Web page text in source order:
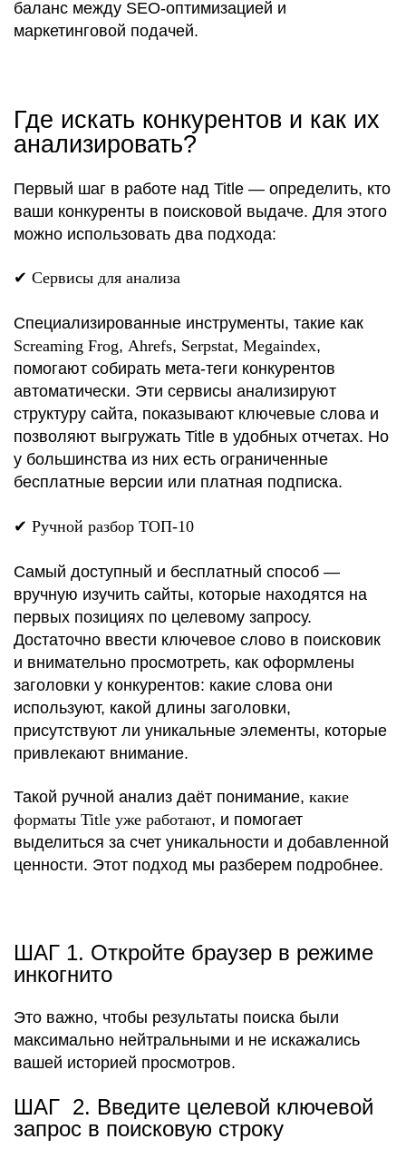
баланс между SEO-оптимизацией и
маркетинговой подачей.
Где искать конкурентов и как их
анализировать?
Первый шаг в работе над Title — определить, кто
ваши конкуренты в поисковой выдаче. Для этого
можно использовать два подхода:
✔ Сервисы для анализа
Специализированные инструменты, такие как
Screaming Frog, Ahrefs, Serpstat, Megaindex,
помогают собирать мета-теги конкурентов
автоматически. Эти сервисы анализируют
структуру сайта, показывают ключевые слова и
позволяют выгружать Title в удобных отчетах. Но
у большинства из них есть ограниченные
бесплатные версии или платная подписка.
✔ Ручной разбор ТОП-10
Самый доступный и бесплатный способ —
вручную изучить сайты, которые находятся на
первых позициях по целевому запросу.
Достаточно ввести ключевое слово в поисковик
и внимательно просмотреть, как оформлены
заголовки у конкурентов: какие слова они
используют, какой длины заголовки,
присутствуют ли уникальные элементы, которые
привлекают внимание.
Такой ручной анализ даёт понимание, какие
форматы Title уже работают, и помогает
выделиться за счет уникальности и добавленной
ценности. Этот подход мы разберем подробнее.
ШАГ 1. Откройте браузер в режиме
инкогнито
Это важно, чтобы результаты поиска были
максимально нейтральными и не искажались
вашей историей просмотров.
ШАГ 2. Введите целевой ключевой
запрос в поисковую строку